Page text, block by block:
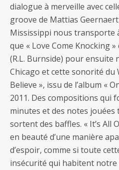
dialogue à merveille avec
groove de Mattias
Mississippi nous transporte
que « Love Come Knocking
(R.L. Burnside) pour
Chicago et cette sonorité du
Believe », issu de l’album «
2011. Des compositions qui
minutes et des notes jouées
sortent des baffles. « It’s All
en beauté d’une manière
d’espoir, comme si toute
insécurité qui habitent notre